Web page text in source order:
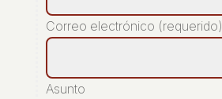
Correo electrónico (requerido)
Asunto